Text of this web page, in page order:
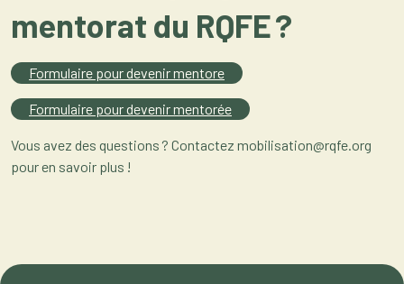
mentorat du RQFE ?
Formulaire pour devenir mentore
Formulaire pour devenir mentorée
Vous avez des questions ? Contactez mobilisation@rqfe.org
pour en savoir plus !